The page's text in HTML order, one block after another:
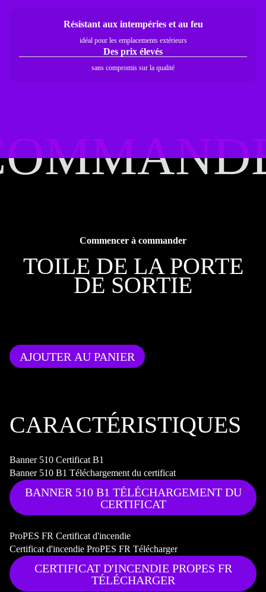
Résistant aux intempéries et au feu
idéal pour les emplacements extérieurs
Des prix élevés
sans compromis sur la qualité
Commencer à commander
TOILE DE LA PORTE
DE SORTIE
AJOUTER AU PANIER
CARACTÉRISTIQUES
Banner 510 Certificat B1
Banner 510 B1 Téléchargement du certificat
BANNER 510 B1 TÉLÉCHARGEMENT DU
CERTIFICAT
ProPES FR Certificat d'incendie
Certificat d'incendie ProPES FR Télécharger
CERTIFICAT D'INCENDIE PROPES FR
TÉLÉCHARGER